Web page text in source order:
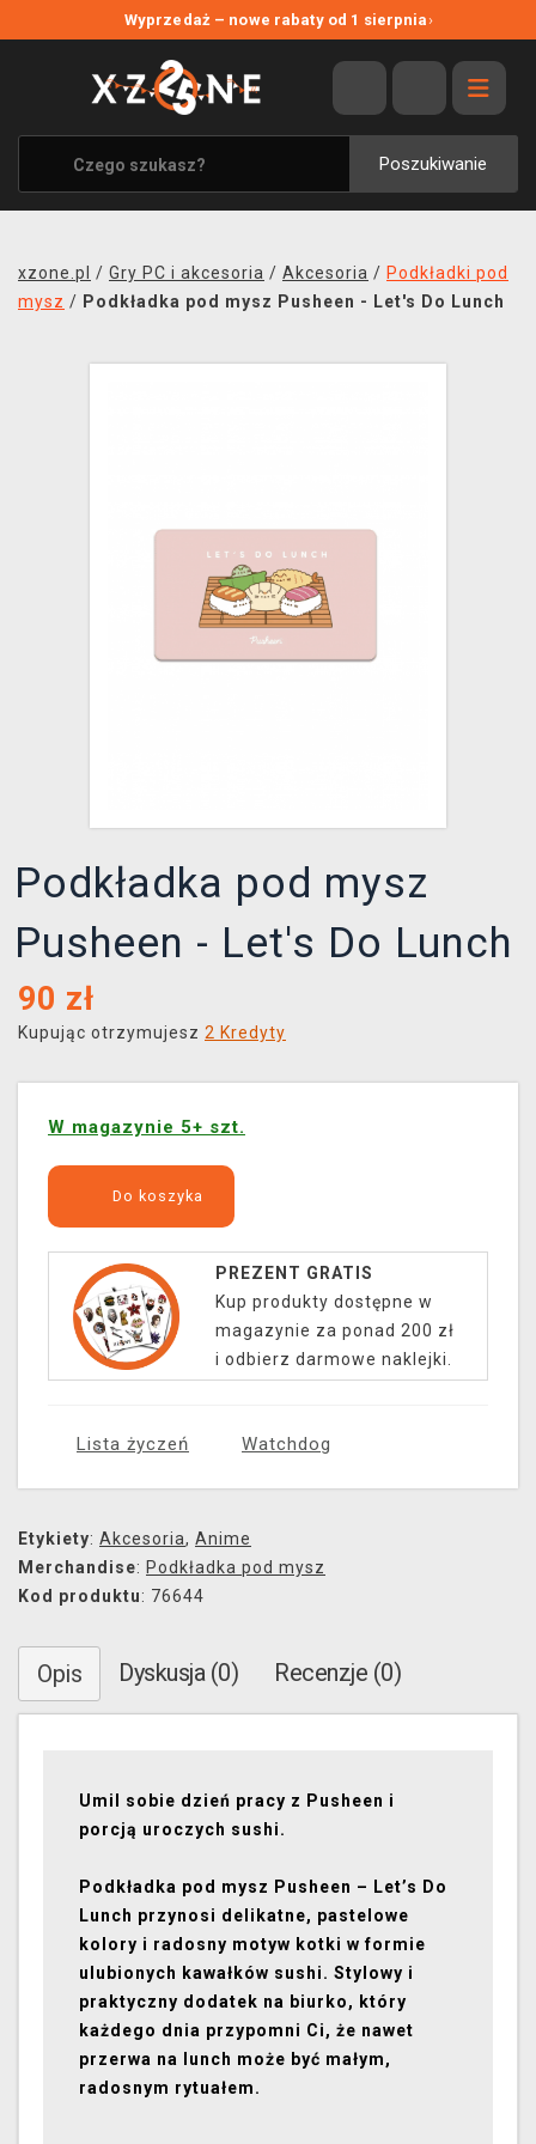
Wyprzedaż – nowe rabaty od 1 sierpnia›
Poszukiwanie
WYPRZEDAŻ
WSZYSTKIE MARKI
XZONE ORIGINALS
UBRANIA I AKCESORIA
SOUNDTRACKI
xzone.pl / Gry PC i akcesoria / Akcesoria / Podkładki pod
mysz / Podkładka pod mysz Pusheen - Let's Do Lunch
Podkładka pod mysz
Pusheen - Let's Do Lunch
90 zł
Kupując otrzymujesz 2 Kredyty
W magazynie 5+ szt.
Do koszyka
PREZENT GRATIS
Kup produkty dostępne w
magazynie za ponad 200 zł
i odbierz darmowe naklejki.
Lista życzeń Watchdog
Etykiety: Akcesoria, Anime
Merchandise: Podkładka pod mysz
Kod produktu: 76644
Opis Dyskusja (0) Recenzje (0)
Umil sobie dzień pracy z Pusheen i
porcją uroczych sushi.
Podkładka pod mysz Pusheen – Let’s Do
Lunch przynosi delikatne, pastelowe
kolory i radosny motyw kotki w formie
ulubionych kawałków sushi. Stylowy i
praktyczny dodatek na biurko, który
każdego dnia przypomni Ci, że nawet
przerwa na lunch może być małym,
radosnym rytuałem.